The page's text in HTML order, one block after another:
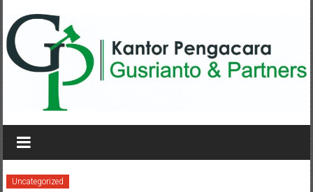
konten
KANTOR
PENGACARA
GUSRIANTO
Uncategorized